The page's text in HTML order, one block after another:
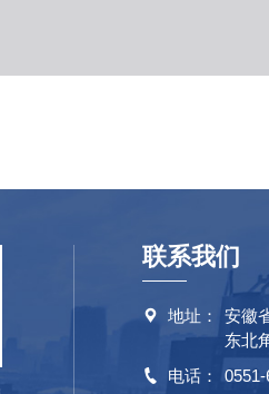
联系我们
 地址：
安徽
东北
 电话：